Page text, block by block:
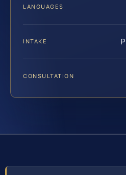
LANGUAGES
INTAKE
CONSULTATION